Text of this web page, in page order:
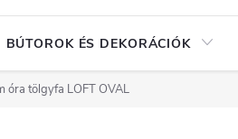
BÚTOROK ÉS DEKORÁCIÓK
óra tölgyfa LOFT OVAL